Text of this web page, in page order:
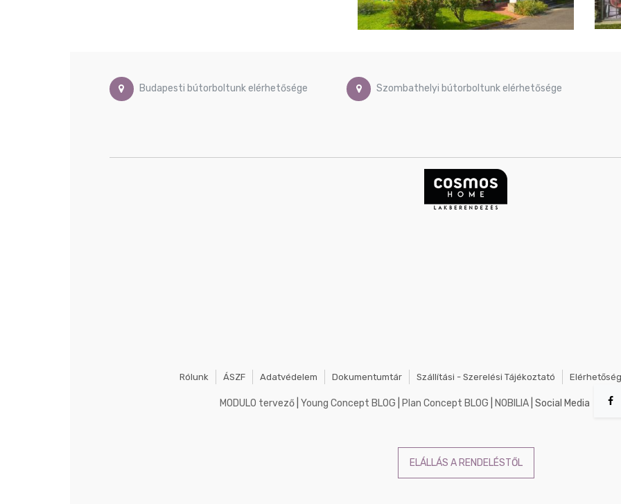
Budapesti bútorboltunk elérhetősége Szombathelyi bútorboltunk elérhetősége
Rólunk ÁSZF Adatvédelem Dokumentumtár Szállítási - Szerelési Tájékoztató
MODULO tervező |Young Concept BLOG Plan Concept BLOG NOBILIA | Social Media
ELÁLLÁS A RENDELÉSTŐL